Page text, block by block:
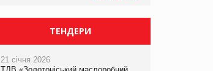
ТЕНДЕРИ
21 січня 2026